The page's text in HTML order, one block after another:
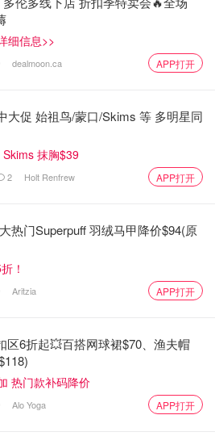
细信息>>
dealmoon.ca APP打开
大促 始祖鸟/蒙口/Skims 等 多明星同
抹胸$39
2 Holt Renfrew APP打开
热门Superpuff 羽绒马甲降价$94(原
！
Aritzia APP打开
区6折起💥百搭网球裙$70、渔夫帽
热门款补码降价
Alo Yoga APP打开